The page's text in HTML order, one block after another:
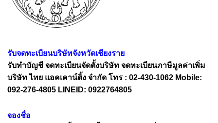
รับจดทะเบียนบริษัทจังหวัดเชียงราย
รับทำบัญชี จดทะเบียนจัดตั้งบริษัท จดทะเบียนภาษีมูลค่าเพิ่ม
บริษัท ไทย แอคเคาน์ติ้ง จำกัด โทร : 02-430-1062 Mobile:
092-276-4805 LINEID: 0922764805
จองชื่อ